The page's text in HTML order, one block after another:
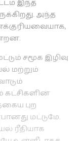
இந்த
அந்த
சமூக இழிவு
மற்றும்
கட்சிகளின்
புற
மட்டுமே.
ரீதியாக